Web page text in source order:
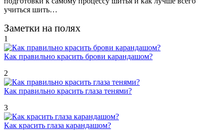
учиться шить…
Заметки на полях
1
Как правильно красить брови карандашом?
2
Как правильно красить глаза тенями?
3
Как красить глаза карандашом?